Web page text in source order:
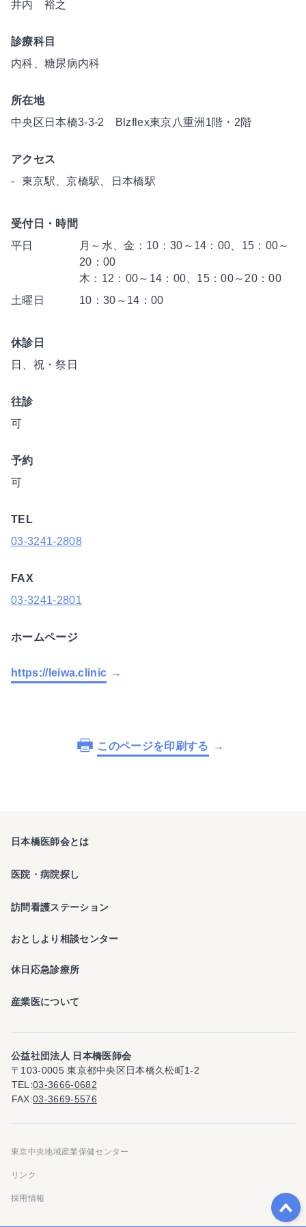
井内 裕之
診療科目
内科、糖尿病内科
所在地
中央区日本橋3-3-2 Blzflex東京八重洲1階・2階
アクセス
東京駅、京橋駅、日本橋駅
受付日・時間
平日
月～水、金：10：30～14：00、15：00～
20：00
木：12：00～14：00、15：00～20：00
土曜日
10：30～14：00
休診日
日、祝・祭日
往診
可
予約
可
TEL
03-3241-2808
FAX
03-3241-2801
ホームページ
https://leiwa.clinic
このページを印刷する
日本橋医師会とは
医院・病院探し
訪問看護ステーション
おとしより相談センター
休日応急診療所
産業医について
公益社団法人 日本橋医師会
〒103-0005 東京都中央区日本橋久松町1-2
TEL
03-3666-0682
FAX 03-3669-5576
東京中央地域産業保健センター
リンク
採用情報